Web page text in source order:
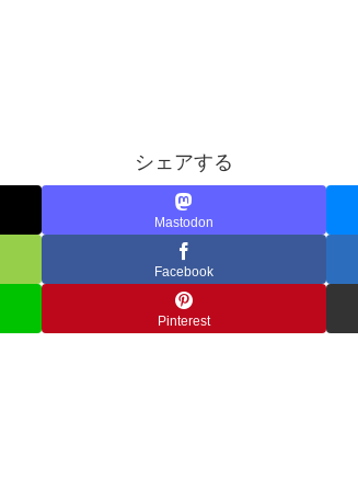
シェアする
Mastodon
Facebook
Pinterest